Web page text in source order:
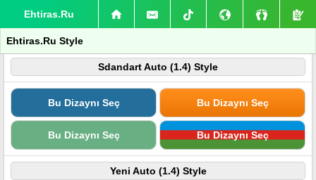
Ehtiras.Ru
Ehtiras.Ru Style
Sdandart Auto (1.4) Style
Bu Dizaynı Seç Bu Dizaynı Seç
Bu Dizaynı Seç Bu Dizaynı Seç
Yeni Auto (1.4) Style